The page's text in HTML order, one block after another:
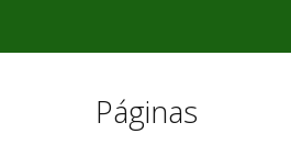
Páginas